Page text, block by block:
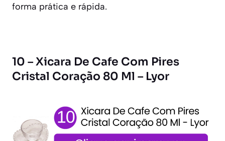
forma prática e rápida.
10 – Xicara De Cafe Com Pires
Cristal Coração 80 Ml – Lyor